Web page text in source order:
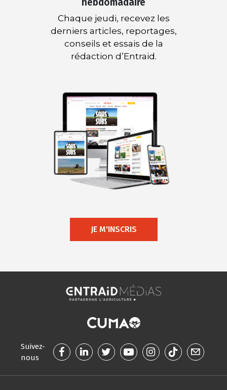
hebdomadaire
Chaque jeudi, recevez les
derniers articles, reportages,
conseils et essais de la
rédaction d’Entraid.
JE M'INSCRIS
Suivez-
nous